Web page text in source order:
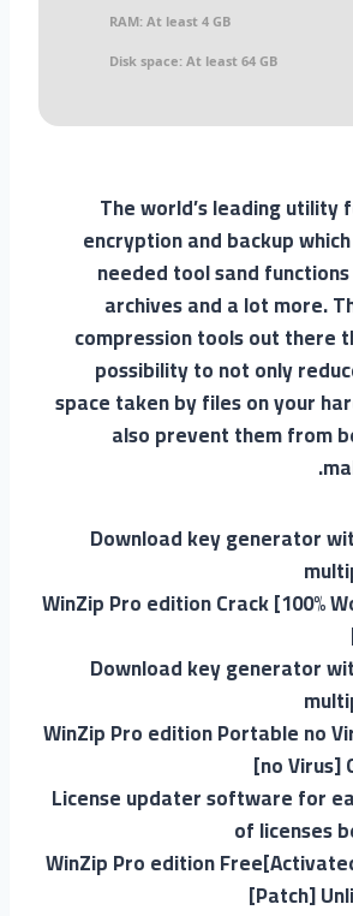
RAM: At least 4 GB
Disk space: At least 64 GB
The world’s leading utility
encryption and backup
needed tool sand
archives and a lot more.
compression tools out there
possibility to not only
space taken by files on your
also prevent them from
Download key generator
WinZip Pro edition Crack [100%
Download key generator
WinZip Pro edition Portable no
[no Virus]
License updater software for
of licenses
WinZip Pro edition
[Patch]